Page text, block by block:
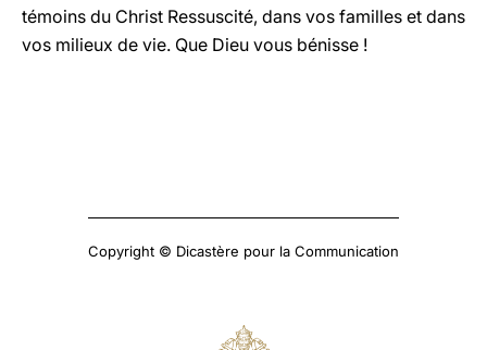
témoins du Christ Ressuscité, dans vos familles et dans
vos milieux de vie. Que Dieu vous bénisse !
Copyright © Dicastère pour la Communication